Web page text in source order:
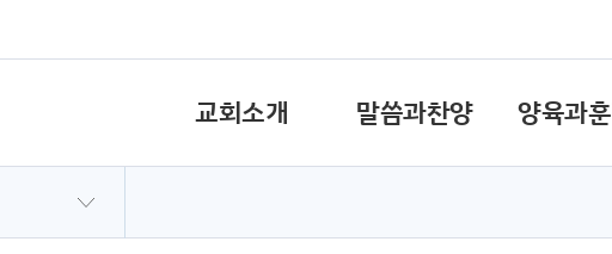
양육과
말씀과찬양
교회소개